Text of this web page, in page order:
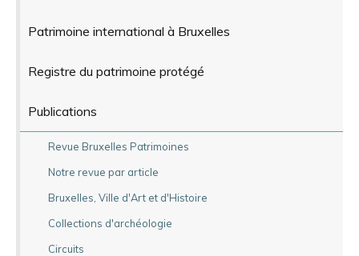
Patrimoine international à Bruxelles
Registre du patrimoine protégé
Publications
Revue Bruxelles Patrimoines
Notre revue par article
Bruxelles, Ville d'Art et d'Histoire
Collections d'archéologie
Circuits